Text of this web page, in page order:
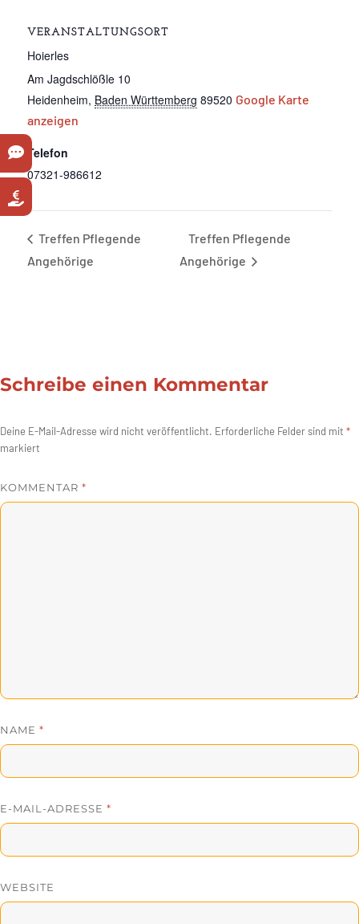
VERANSTALTUNGSORT
Hoierles
Am Jagdschlößle 10
Heidenheim, Baden Württemberg 89520 Google Karte
anzeigen
Telefon
07321-986612
Treffen Pflegende
Angehörige
Treffen Pflegende
Angehörige
Schreibe einen Kommentar
Deine E-Mail-Adresse wird nicht veröffentlicht. Erforderliche Felder sind mit *
markiert
KOMMENTAR *
NAME *
E-MAIL-ADRESSE *
WEBSITE